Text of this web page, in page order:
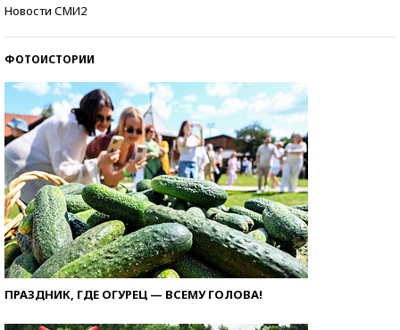
Новости СМИ2
ФОТОИСТОРИИ
ПРАЗДНИК, ГДЕ ОГУРЕЦ — ВСЕМУ ГОЛОВА!